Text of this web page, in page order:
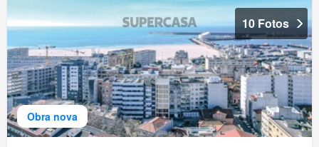
Obra nova
10 Fotos